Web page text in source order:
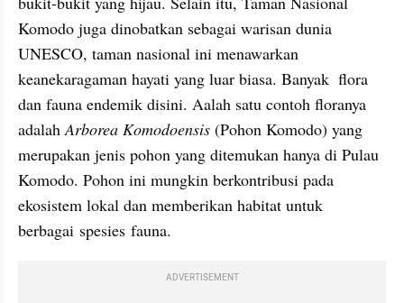
Komodo juga dinobatkan sebagai warisan dunia
UNESCO, taman nasional ini menawarkan
keanekaragaman hayati yang luar biasa. Banyak  flora
dan fauna endemik disini. Aalah satu contoh floranya
adalah Arborea Komodoensis (Pohon Komodo) yang
merupakan jenis pohon yang ditemukan hanya di Pulau
Komodo. Pohon ini mungkin berkontribusi pada
ekosistem lokal dan memberikan habitat untuk
berbagai spesies fauna.
ADVERTISEMENT